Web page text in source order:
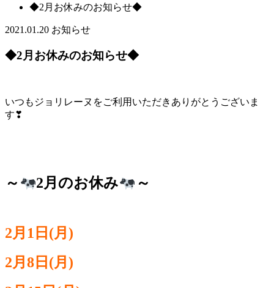
◆2月お休みのお知らせ◆
2021.01.20 お知らせ
◆2月お休みのお知らせ◆
いつもジョリレーヌをご利用いただきありがとうございま
す❣
～ 2月のお休み ～
2月1 日(月)
2月8日(月)